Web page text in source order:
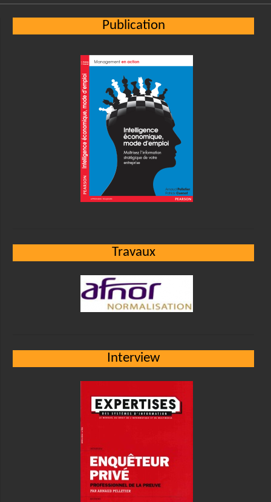
Publication
Travaux
Interview